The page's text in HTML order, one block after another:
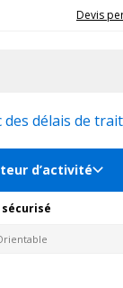
d'expérience auxDevis
délais de
d’activité
sécurisé